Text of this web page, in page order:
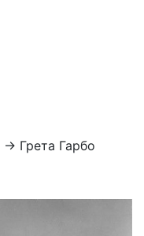
→ Грета Гарбо